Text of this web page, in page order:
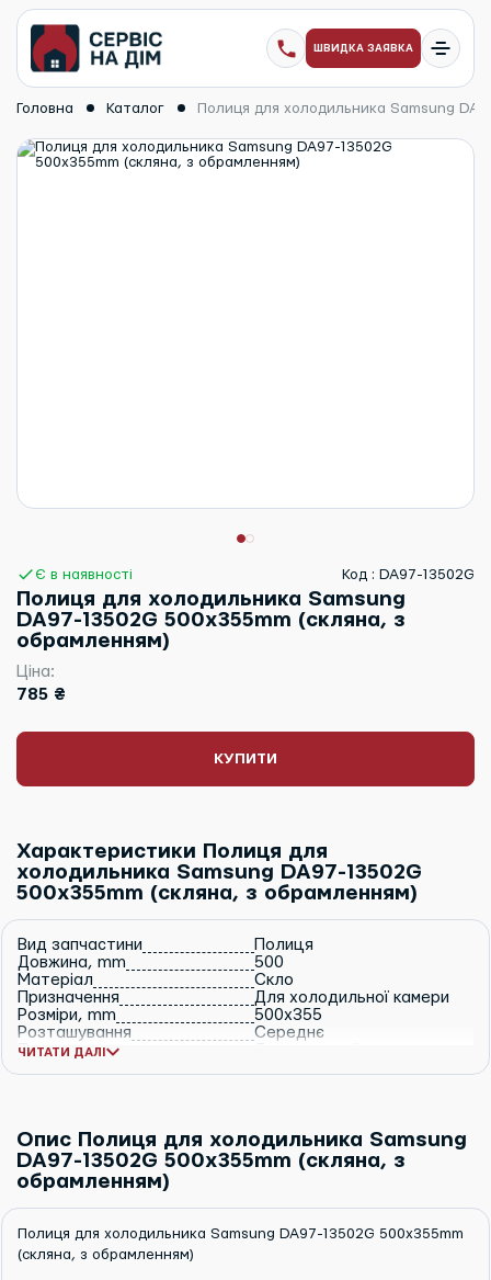
ШВИДКА ЗАЯВКА
Головна Каталог Полиця для холодильника Samsung
Є в наявності Код : DA97-13502G
Полиця для холодильника Samsung
DA97-13502G 500x355mm (скляна, з
обрамленням)
Ціна:
785 ₴
КУПИТИ
Характеристики Полиця для
холодильника Samsung DA97-13502G
500x355mm (скляна, з обрамленням)
Вид запчастини
Полиця
Довжина, mm
500
Матеріал
Скло
Призначення
Для холодильної камери
Розміри, mm
500x355
Розташування
Середнє
Тип
ЧИТАТИ ДАЛІ
Опис Полиця для холодильника Samsung
DA97-13502G 500x355mm (скляна, з
обрамленням)
Полиця для холодильника Samsung DA97-13502G 500x355mm
(скляна, з обрамленням)